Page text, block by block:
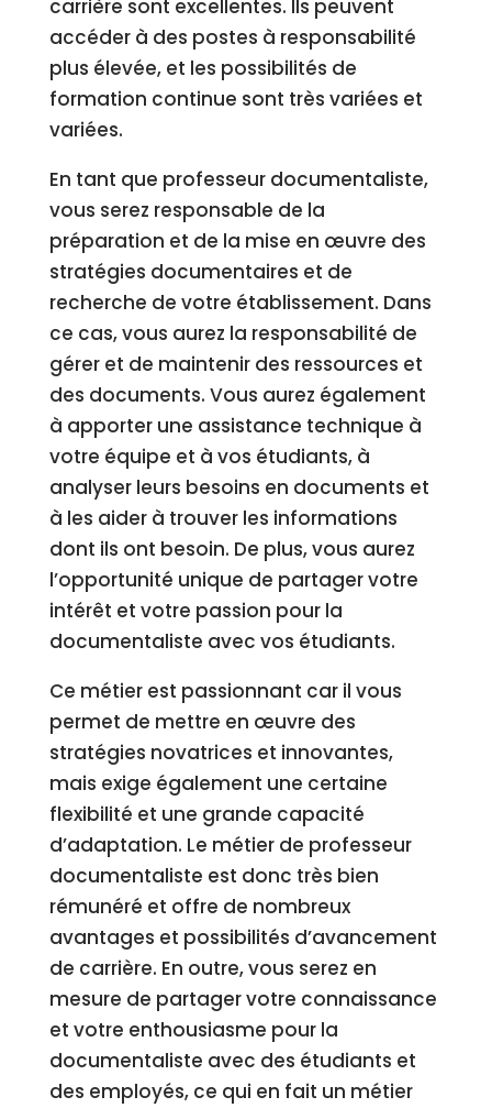
carrière sont excellentes. Ils peuvent
accéder à des postes à responsabilité
plus élevée, et les possibilités de
formation continue sont très variées et
variées.
En tant que professeur documentaliste,
vous serez responsable de la
préparation et de la mise en œuvre des
stratégies documentaires et de
recherche de votre établissement. Dans
ce cas, vous aurez la responsabilité de
gérer et de maintenir des ressources et
des documents. Vous aurez également
à apporter une assistance technique à
votre équipe et à vos étudiants, à
analyser leurs besoins en documents et
à les aider à trouver les informations
dont ils ont besoin. De plus, vous aurez
l’opportunité unique de partager votre
intérêt et votre passion pour la
documentaliste avec vos étudiants.
Ce métier est passionnant car il vous
permet de mettre en œuvre des
stratégies novatrices et innovantes,
mais exige également une certaine
flexibilité et une grande capacité
d’adaptation. Le métier de professeur
documentaliste est donc très bien
rémunéré et offre de nombreux
avantages et possibilités d’avancement
de carrière. En outre, vous serez en
mesure de partager votre connaissance
et votre enthousiasme pour la
documentaliste avec des étudiants et
des employés, ce qui en fait un métier